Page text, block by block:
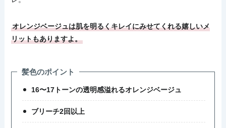
オレンジベージュは肌を明るくキレイにみせてくれる嬉しいメ
リットもありますよ。
髪色のポイント
16〜17トーンの透明感溢れるオレンジベージュ
ブリーチ2回以上